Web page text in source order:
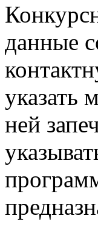
данные
указать
ней